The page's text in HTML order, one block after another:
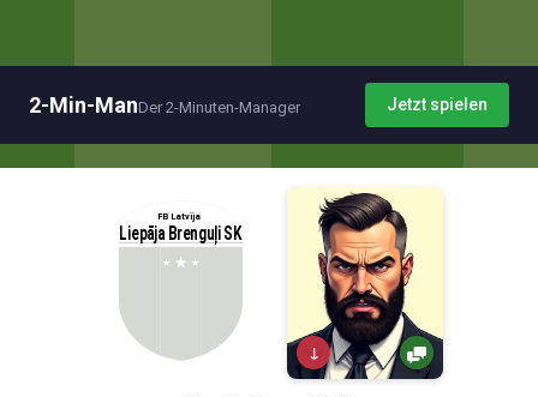
2-Min-ManDer 2-Minuten-Manager Jetzt spielen
↓